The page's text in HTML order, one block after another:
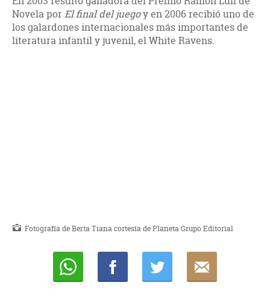
Novela por El final del juegoy en 2006 recibió uno de
los galardones internacionales más importantes de
literatura infantil y juvenil, el White Ravens.
Fotografía de Berta Tiana cortesía de Planeta Grupo Editorial